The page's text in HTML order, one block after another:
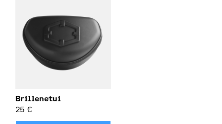
Brillenetui
25 €